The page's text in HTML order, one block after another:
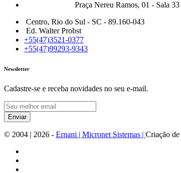
Praça Nereu Ramos, 01 - Sala 33
Centro, Rio do Sul - SC - 89.160-043
Ed. Walter Probst
+55(47)3521-0377
+55(47)99293-9343
Newsletter
Cadastre-se e receba novidades no seu e-mail.
Enviar
© 2004 | 2026 - Ernani | Micronet Sistemas | Criação